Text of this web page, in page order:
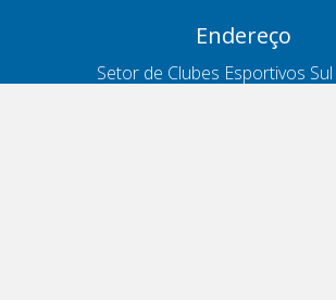
Endereço
Setor de Clubes Esportivos Sul